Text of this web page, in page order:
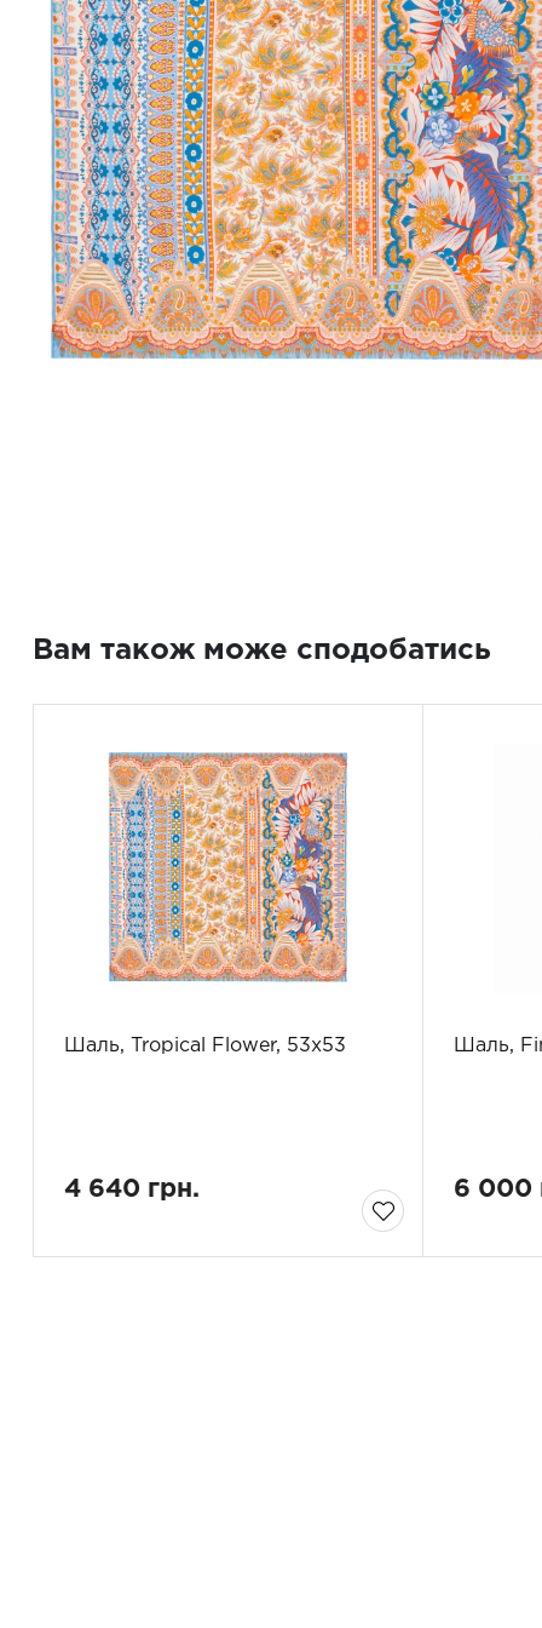
Вам також може сподобатись
Шаль, Tropical Flower, 53x53
4 640 грн.
Шаль,
6 000